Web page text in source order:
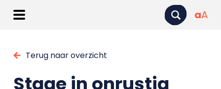
aA
Terug naar overzicht
Stage in onrustig